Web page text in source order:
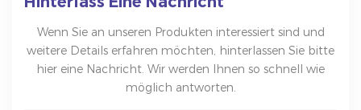
Wenn Sie an unseren Produkten interessiert sind und
weitere Details erfahren möchten, hinterlassen Sie bitte
hier eine Nachricht. Wir werden Ihnen so schnell wie
möglich antworten.